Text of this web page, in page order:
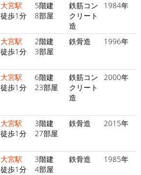
大宮駅
徒歩1分
5階建
8部屋
鉄筋コン
クリート
造
1984年
大宮駅
徒歩1分
2階建
3部屋
鉄骨造 1996年
大宮駅
徒歩1分
6階建
23部屋
鉄筋コン
クリート
造
2000年
大宮駅
徒歩1分
3階建
27部屋
鉄骨造 2015年
大宮駅
徒歩1分
3階建
4部屋
鉄骨造 1985年